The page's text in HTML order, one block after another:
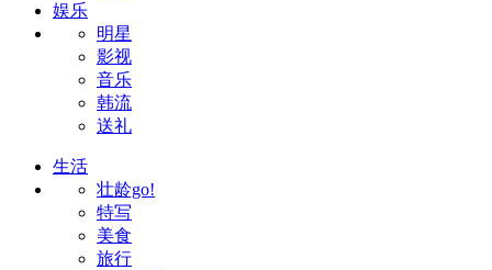
娱乐
明星
影视
音乐
韩流
送礼
生活
壮龄go!
特写
美食
旅行